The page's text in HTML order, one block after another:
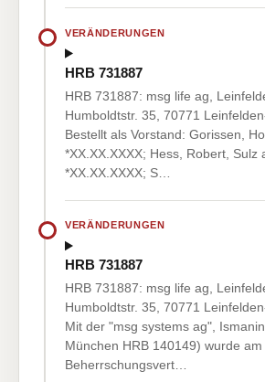
VERÄNDERUNGEN
HRB 731887
HRB 731887: msg life ag,
Humboldtstr. 35, 70771
Bestellt als Vorstand: Gorissen,
*XX.XX.XXXX; Hess, Robert, Sulz
*XX.XX.XXXX; S…
VERÄNDERUNGEN
HRB 731887
HRB 731887: msg life ag,
Humboldtstr. 35, 70771
Mit der "msg systems ag",
München HRB 140149) wurde
Beherrschungsvert…